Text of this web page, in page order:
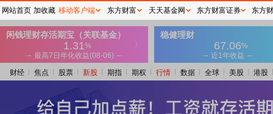
财经 焦点 股票 新股 期指 期权 行情 数据 全球 美股 港股
网站首页 加收藏 移动客户端 东方财富 天天基金网 东方财富证券 东方